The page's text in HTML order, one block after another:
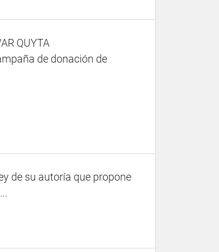
QUYTA
de donación de
de su autoría que propone